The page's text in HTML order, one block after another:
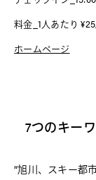
料金_1人あたり
ホームページ
7つのキー
“旭川、スキー都市